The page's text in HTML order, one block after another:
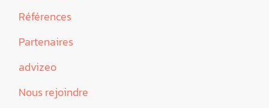
Références
Partenaires
advizeo
Nous rejoindre